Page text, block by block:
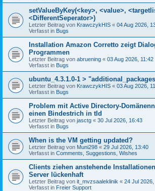
setValueByKey(<key>, <value>,
<DifferentSeperator>)
Letzter Beitrag von KrawczykHIS « 04 Aug 2026,
Verfasst in Bugs
Installation Amazon Corretto zeigt
Programmen
Letzter Beitrag von abruening « 03 Aug 2026, 11:42
Verfasst in Bugs
ubuntu_4.3.1.0-1 >
Letzter Beitrag von KrawczykHIS « 03 Aug 2026,
Verfasst in Bugs
Problem mit Active Directory-
einen Bindestrich in tld
Letzter Beitrag von jasctg « 30 Jul 2026, 16:43
Verfasst in Bugs
When is the VM getting updated?
Letzter Beitrag von Muni298 « 29 Jul 2026, 13:40
Verfasst in Comments, Suggestions, Wishes
Clients ziehen anstehende
Server lückenhaft
Letzter Beitrag von it_mvzsaaleklinik « 24 Jul
Verfasst in Freier Support